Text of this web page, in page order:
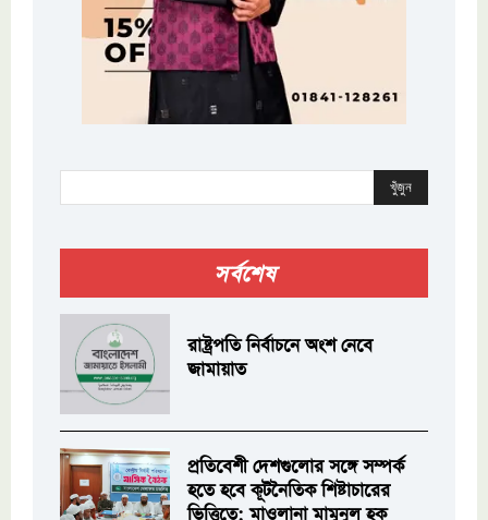
খুঁজুন
সর্বশেষ
রাষ্ট্রপতি নির্বাচনে অংশ নেবে
জামায়াত
প্রতিবেশী দেশগুলোর সঙ্গে সম্পর্ক
হতে হবে কূটনৈতিক শিষ্টাচারের